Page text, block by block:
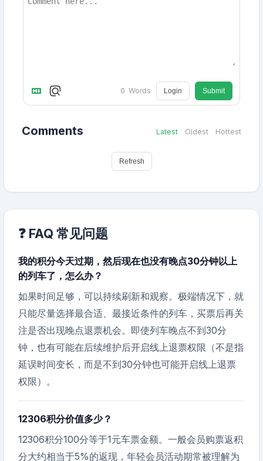
0 Words Login Submit
Comments Latest Oldest Hottest
Refresh
❓ FAQ 常见问题
我的积分今天过期，然后现在也没有晚点30分钟以上
的列车了，怎么办？
如果时间足够，可以持续刷新和观察。极端情况下，就
只能尽量选择最合适、最接近条件的列车，买票后再关
注是否出现晚点退票机会。即使列车晚点不到30分
钟，也有可能在后续维护后开启线上退票权限（不是指
延误时间变长，而是不到30分钟也可能开启线上退票
权限）。
12306积分价值多少？
12306积分100分等于1元车票金额。一般会员购票返积
分大约相当于5%的返现，年轻会员活动期常被理解为